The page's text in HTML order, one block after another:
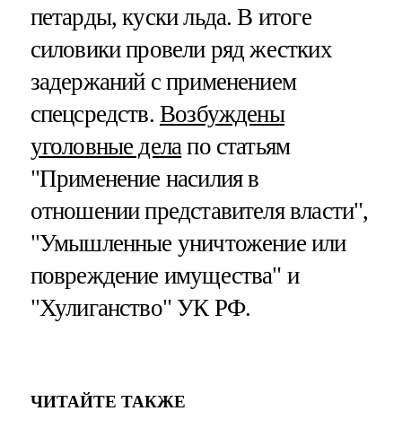
петарды, куски льда. В итоге
силовики провели ряд жестких
задержаний с применением
спецсредств. Возбуждены
уголовные делапо статьям
"Применение насилия в
отношении представителя власти",
"Умышленные уничтожение или
повреждение имущества" и
"Хулиганство" УК РФ.
ЧИТАЙТЕ ТАКЖЕ